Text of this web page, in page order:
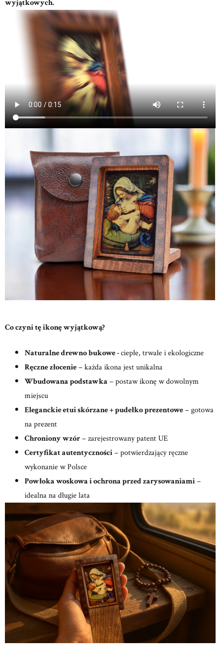
wyjątkowych.
Co czyni tę ikonę wyjątkową?
Naturalne drewno bukowe -ciepłe, trwałe i ekologiczne
Ręczne złocenie– każda ikona jest unikalna
Wbudowana podstawka – postaw ikonę w dowolnym
miejscu
Eleganckie etui skórzane + pudełko prezentowe– gotowa
na prezent
Chroniony wzór– zarejestrowany patent UE
Certyfikat autentyczności– potwierdzający ręczne
wykonanie w Polsce
Powłoka woskowa i ochrona przed zarysowaniami–
idealna na długie lata